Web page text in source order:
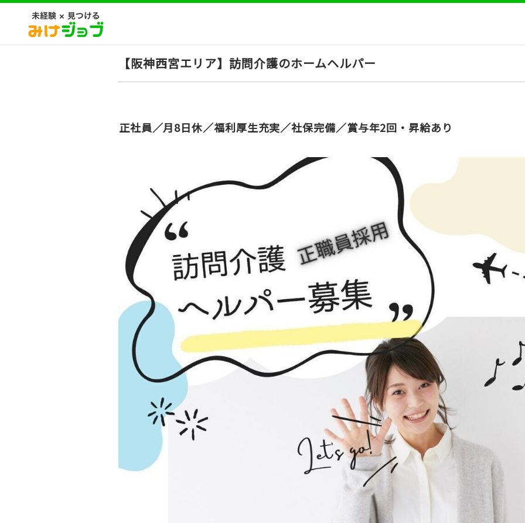
【阪神西宮エリア】訪問介護のホームヘルパー
正社員／月8日休／福利厚生充実／社保完備／賞与年2回・昇給あり